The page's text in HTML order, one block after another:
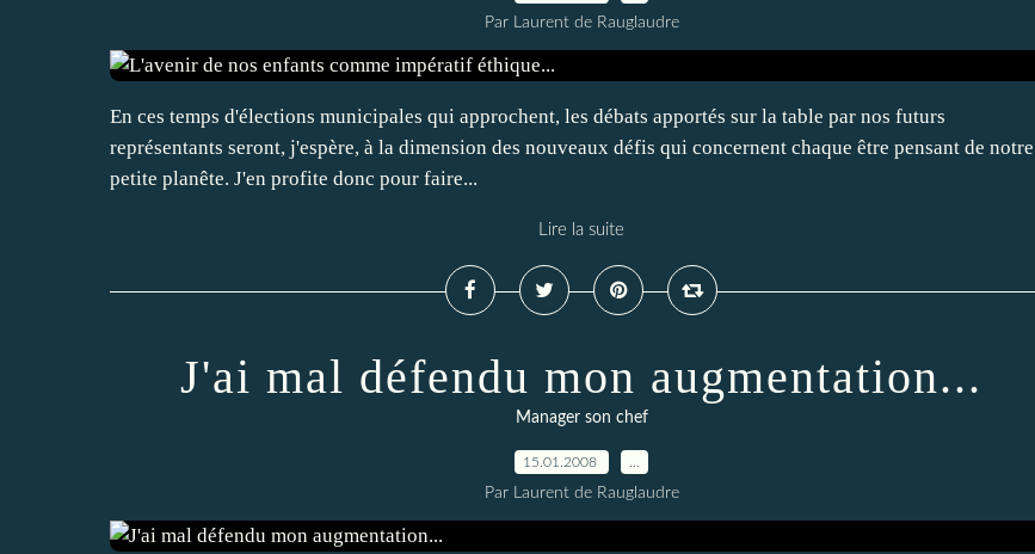
Par Laurent de Rauglaudre
En ces temps d'élections municipales qui approchent, les débats apportés sur la table par nos futurs
représentants seront, j'espère, à la dimension des nouveaux défis qui concernent chaque être pensant de notre
petite planête. J'en profite donc pour faire...
Lire la suite
J'ai mal défendu mon augmentation...
Manager son chef
15.01.2008
Par Laurent de Rauglaudre